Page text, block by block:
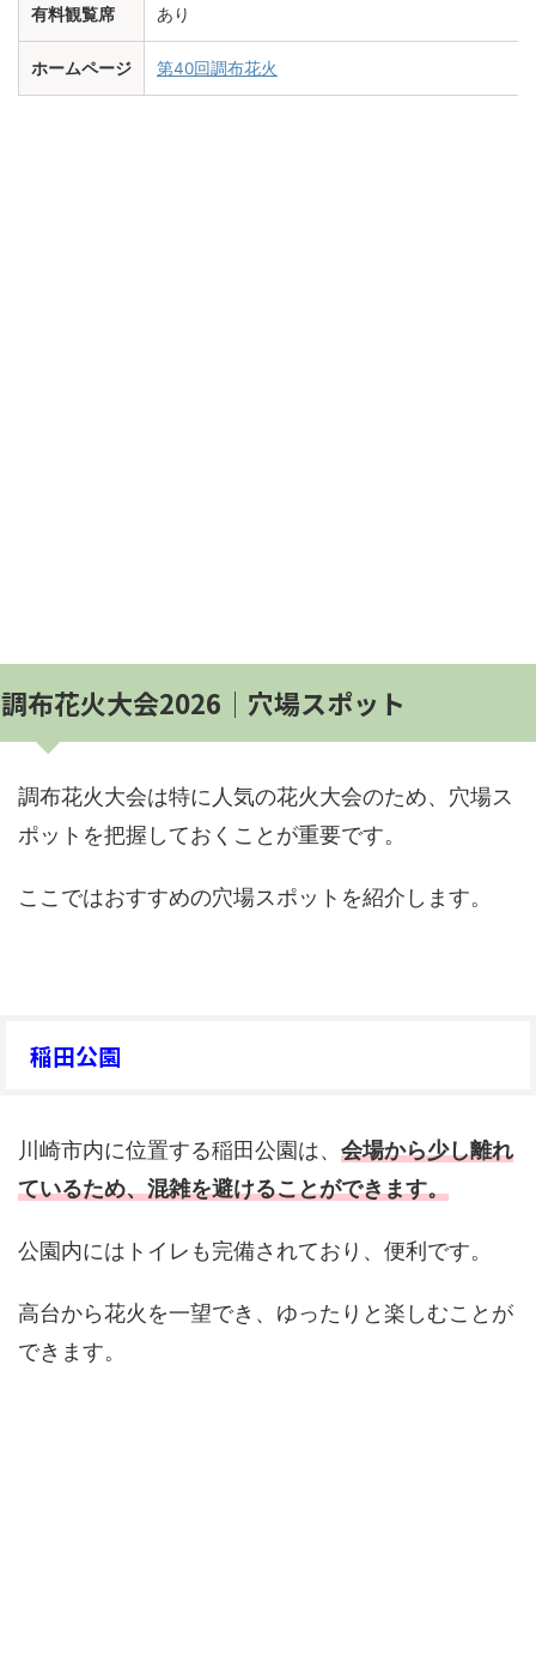
有料観覧席 あり
ホームページ 第40回調布花火
調布花火大会2026│穴場スポット
調布花火大会は特に人気の花火大会のため、穴場ス
ポットを把握しておくことが重要です。
ここではおすすめの穴場スポットを紹介します。
稲田公園
川崎市内に位置する稲田公園は、 会場から少し離れ
ているため、混雑を避けることができます。
公園内にはトイレも完備されており、便利です。
高台から花火を一望でき、ゆったりと楽しむことが
できます。